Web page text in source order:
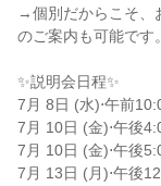
→個別だからこそ、
のご案内も可能です。
✨説明会日程✨
7月 8日 (水)⋅午前
7月 10日 (金)⋅午後
7月 10日 (金)⋅午後
7月 13日 (月)⋅午後